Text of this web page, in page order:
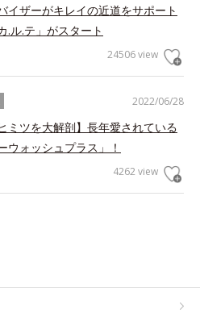
イザーがキレイの近道をサポート
.ル.テ」がスタート
24506 view
2022/06/28
ミツを大解剖】長年愛されている
ウォッシュプラス」！
4262 view